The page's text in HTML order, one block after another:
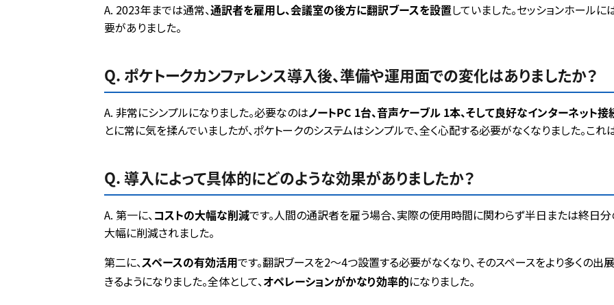
A. 2023年までは通常、通訳者を雇用し、会議室の後方に翻訳ブースを設置していました。セッションホール
要がありました。
Q. ポケトークカンファレンス導入後、準備や運用面での変化はありましたか？
A. 非常にシンプルになりました。必要なのはノートPC 1台、音声ケーブル 1本、そして良好なインターネット接
とに常に気を揉んでいましたが、ポケトークのシステムはシンプルで、全く心配する必要がなくなりました。こ
Q. 導入によって具体的にどのような効果がありましたか？
A. 第一に、 コストの大幅な削減です。人間の通訳者を雇う場合、実際の使用時間に関わらず半日または終日
大幅に削減されました。
第二に、スペースの有効活用です。翻訳ブースを2〜4つ設置する必要がなくなり、そのスペースをより多くの
きるようになりました。全体として、オペレーションがかなり効率的になりました。